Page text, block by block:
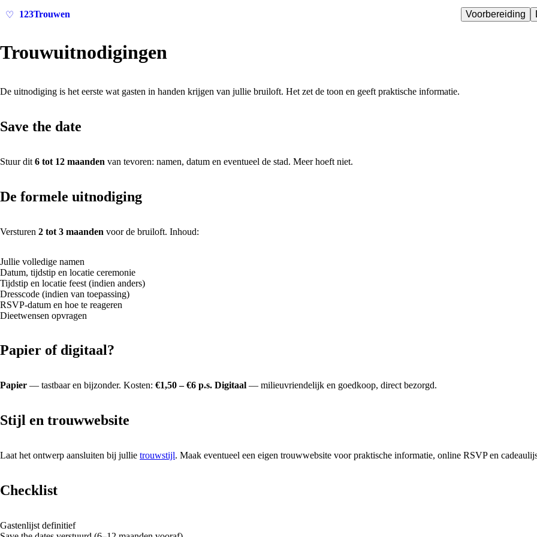
♡ 123Trouwen Voorbereiding
Trouwuitnodigingen
De uitnodiging is het eerste wat gasten in handen krijgen van jullie bruiloft. Het zet de toon en geeft praktische informatie.
Save the date
Stuur dit 6 tot 12 maanden van tevoren: namen, datum en eventueel de stad. Meer hoeft niet.
De formele uitnodiging
Versturen 2 tot 3 maanden voor de bruiloft. Inhoud:
Jullie volledige namen
Datum, tijdstip en locatie ceremonie
Tijdstip en locatie feest (indien anders)
Dresscode (indien van toepassing)
RSVP-datum en hoe te reageren
Dieetwensen opvragen
Papier of digitaal?
Papier — tastbaar en bijzonder. Kosten: €1,50 – €6 p.s. Digitaal — milieuvriendelijk en goedkoop, direct bezorgd.
Stijl en trouwwebsite
Laat het ontwerp aansluiten bij jullie trouwstijl. Maak eventueel een eigen trouwwebsite voor praktische informatie, online RSVP en
Checklist
Gastenlijst definitief